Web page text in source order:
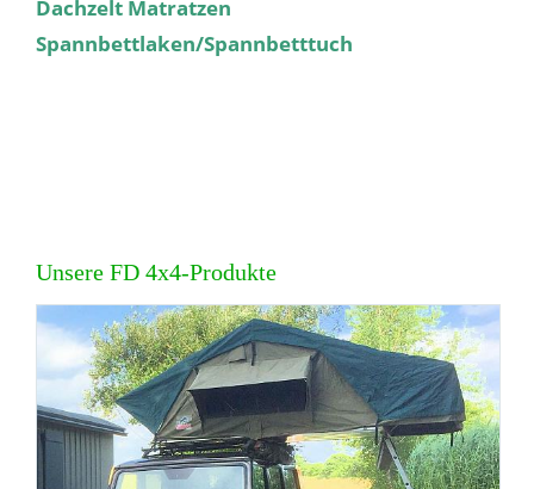
Dachzelt Matratzen
Spannbettlaken/Spannbetttuch
Unsere FD 4x4-Produkte